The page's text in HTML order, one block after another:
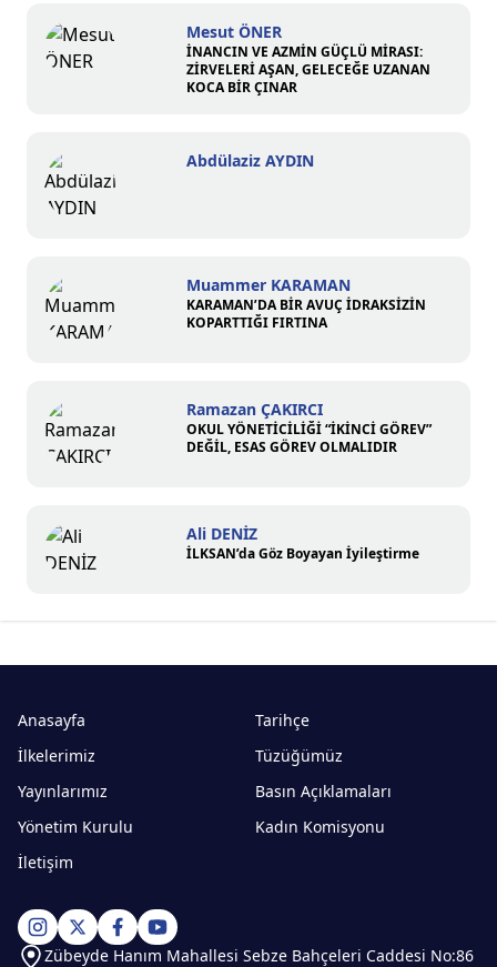
Mesut ÖNER
İNANCIN VE AZMİN GÜÇLÜ MİRASI:
ZİRVELERİ AŞAN, GELECEĞE UZANAN
KOCA BİR ÇINAR
Abdülaziz AYDIN
Muammer KARAMAN
KARAMAN’DA BİR AVUÇ İDRAKSİZİN
KOPARTTIĞI FIRTINA
Ramazan ÇAKIRCI
OKUL YÖNETİCİLİĞİ “İKİNCİ GÖREV”
DEĞİL, ESAS GÖREV OLMALIDIR
Ali DENİZ
İLKSAN’da Göz Boyayan İyileştirme
Anasayfa
Tarihçe
İlkelerimiz
Tüzüğümüz
Yayınlarımız
Basın Açıklamaları
Yönetim Kurulu
Kadın Komisyonu
İletişim
Zübeyde Hanım Mahallesi Sebze Bahçeleri Caddesi No:86